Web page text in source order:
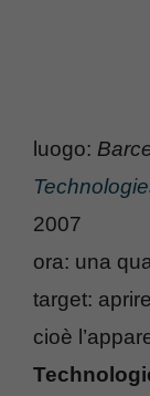
luogo:
2007
ora: una
target:
cioè